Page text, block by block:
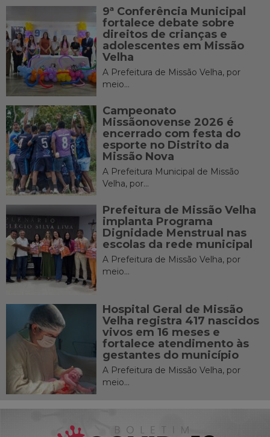
9ª Conferência Municipal
fortalece debate sobre
direitos de crianças e
adolescentes em Missão
Velha
A Prefeitura de Missão Velha, por
meio...
Campeonato
Missãonovense 2026 é
encerrado com festa do
esporte no Distrito da
Missão Nova
A Prefeitura Municipal de Missão
Velha, por...
Prefeitura de Missão Velha
implanta Programa
Dignidade Menstrual nas
escolas da rede municipal
A Prefeitura de Missão Velha, por
meio...
Hospital Geral de Missão
Velha registra 417 nascidos
vivos em 16 meses e
fortalece atendimento às
gestantes do município
A Prefeitura de Missão Velha, por
meio...